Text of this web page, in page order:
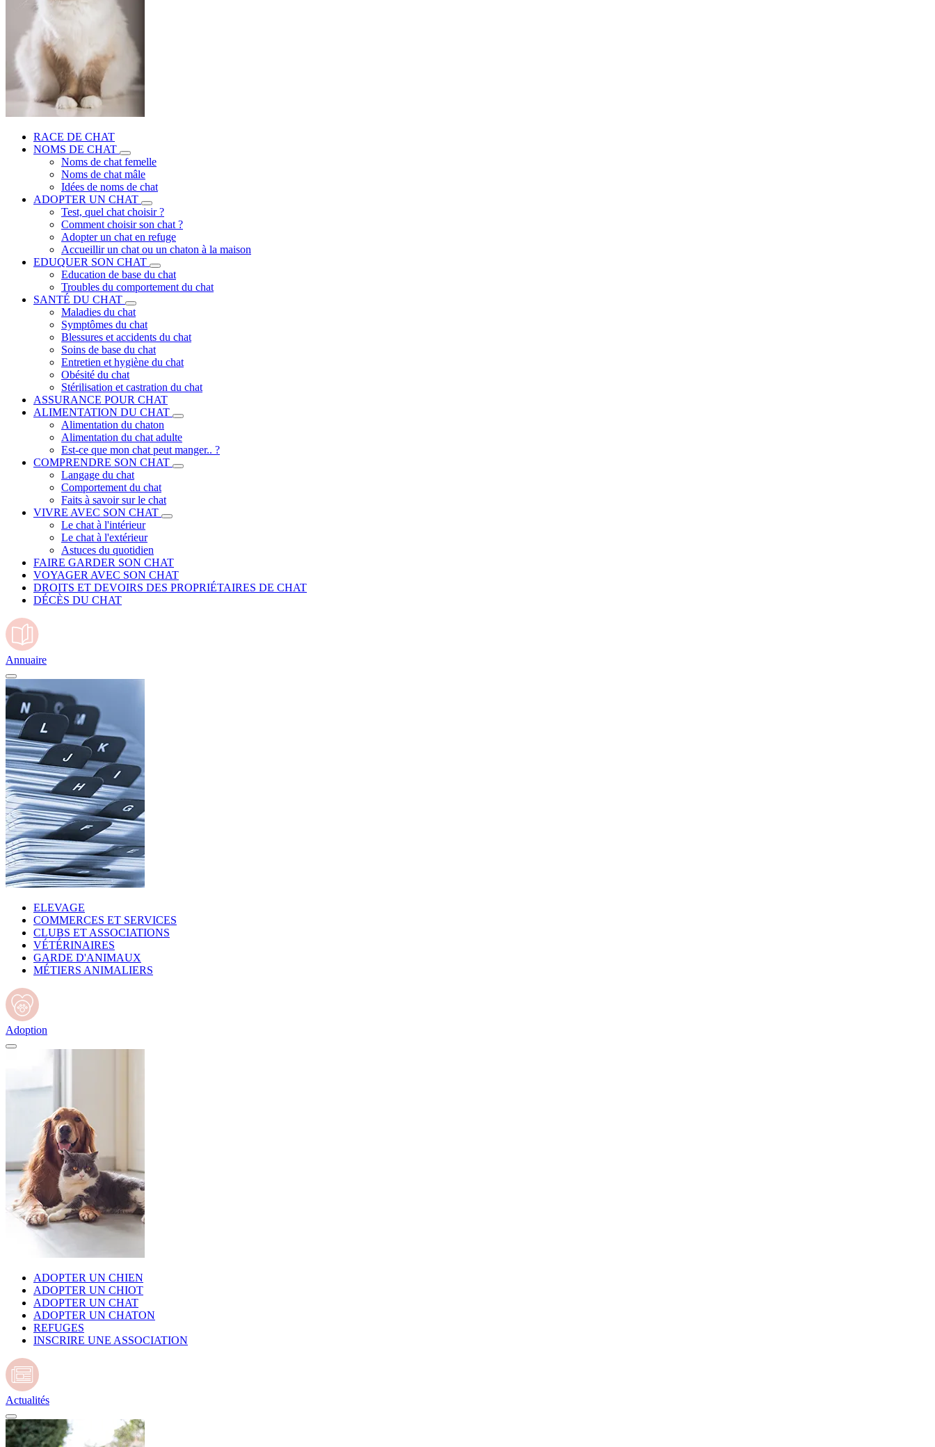
RACE DE CHAT
NOMS DE CHAT
Noms de chat femelle
Noms de chat mâle
Idées de noms de chat
ADOPTER UN CHAT
Test, quel chat choisir ?
Comment choisir son chat ?
Adopter un chat en refuge
Accueillir un chat ou un chaton à la maison
EDUQUER SON CHAT
Education de base du chat
Troubles du comportement du chat
SANTÉ DU CHAT
Maladies du chat
Symptômes du chat
Blessures et accidents du chat
Soins de base du chat
Entretien et hygiène du chat
Obésité du chat
Stérilisation et castration du chat
ASSURANCE POUR CHAT
ALIMENTATION DU CHAT
Alimentation du chaton
Alimentation du chat adulte
Est-ce que mon chat peut manger.. ?
COMPRENDRE SON CHAT
Langage du chat
Comportement du chat
Faits à savoir sur le chat
VIVRE AVEC SON CHAT
Le chat à l'intérieur
Le chat à l'extérieur
Astuces du quotidien
FAIRE GARDER SON CHAT
VOYAGER AVEC SON CHAT
DROITS ET DEVOIRS DES PROPRIÉTAIRES DE CHAT
DÉCÈS DU CHAT
Annuaire
ELEVAGE
COMMERCES ET SERVICES
CLUBS ET ASSOCIATIONS
VÉTÉRINAIRES
GARDE D'ANIMAUX
MÉTIERS ANIMALIERS
Adoption
ADOPTER UN CHIEN
ADOPTER UN CHIOT
ADOPTER UN CHAT
ADOPTER UN CHATON
REFUGES
INSCRIRE UNE ASSOCIATION
Actualités